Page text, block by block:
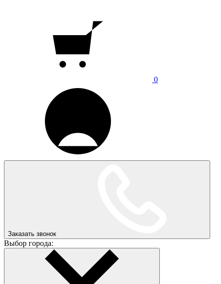
0
Заказать звонок
Выбор города: